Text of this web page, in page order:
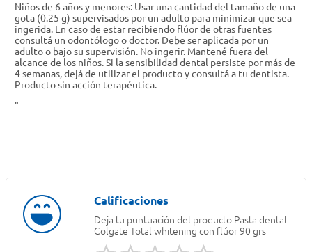
Niños de 6 años y menores: Usar una cantidad del tamaño de una
gota (0.25 g) supervisados por un adulto para minimizar que sea
ingerida. En caso de estar recibiendo flúor de otras fuentes
consultá un odontólogo o doctor. Debe ser aplicada por un
adulto o bajo su supervisión. No ingerir. Mantené fuera del
alcance de los niños. Si la sensibilidad dental persiste por más de
4 semanas, dejá de utilizar el producto y consultá a tu dentista.
Producto sin acción terapéutica.
"
Deja tu puntuación del producto Pasta dental
Colgate Total whitening con flúor 90 grs